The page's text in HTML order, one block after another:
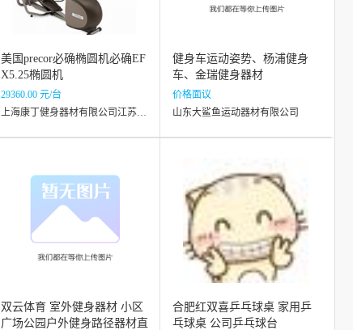
美国precor必确椭圆机必确EF
X5.25椭圆机
29360.00 元/台
上海康丁健身器材有限公司江苏分公司
健身车运动姿势、杨浦健身
车、金瑞健身器材
价格面议
山东大鲨鱼运动器材有限公司
双云体育 室外健身器材 小区
广场公园户外健身路径器材直
合肥红双喜乒乓球桌 家用乒
乓球桌 公司乒乓球台